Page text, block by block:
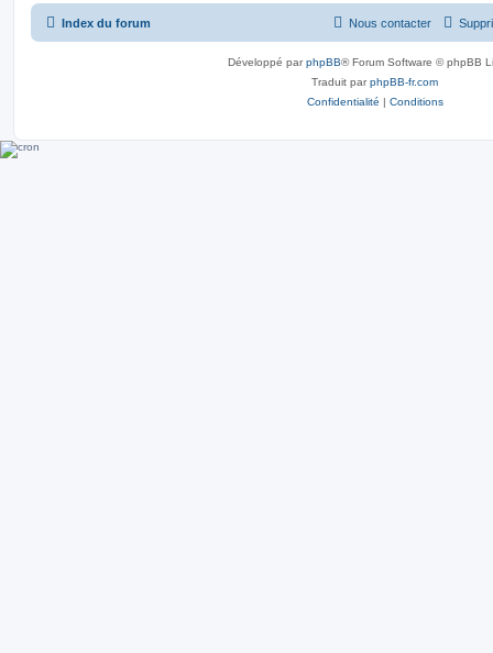
Index du forum Nous contacter
Développé parphpBB® Forum Software © phpBB
Traduit parphpBB-fr.com
Confidentialité | Conditions